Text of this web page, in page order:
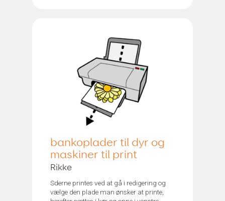
bankoplader til dyr og
maskiner til print
Rikke
Sderne printes ved at gå i redigering og
vælge den plade man ønsker at printe,